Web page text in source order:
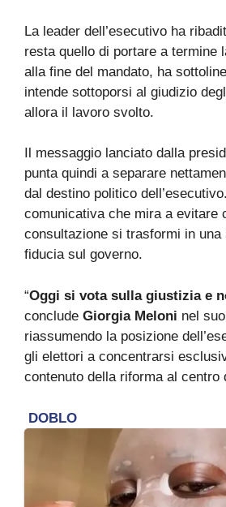
La leader dell’esecutivo ha
resta quello di portare a termine
alla fine del mandato, ha
intende sottoporsi al giudizio
allora il lavoro svolto.
Il messaggio lanciato dalla
punta quindi a separare
dal destino politico
comunicativa che mira a evitare
consultazione si trasformi in una
fiducia sul governo.
“Oggi si vota sulla giustizia e
conclude Giorgia Meloni nel
riassumendo la posizione
gli elettori a concentrarsi
contenuto della riforma al centro